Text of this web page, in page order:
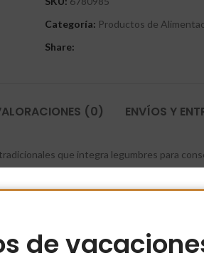
de
Categoría: Productos de
Share:
(0) ENVÍOS Y
que integra legumbres para